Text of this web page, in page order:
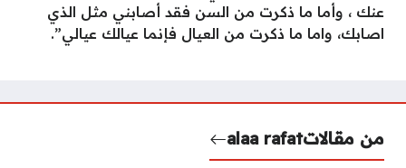
عنك ، وأما ما ذكرت من السن فقد أصابني مثل الذي
اصابك، واما ما ذكرت من العيال فإنما عيالك عيالي”.
من مقالاتalaa rafat